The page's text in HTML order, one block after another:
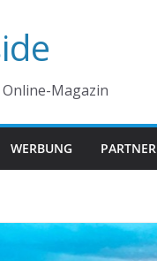
Magazin
WERBUNG PARTNER